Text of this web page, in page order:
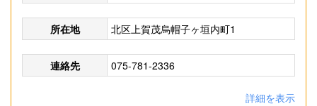
所在地 北区上賀茂烏帽子ヶ垣内町1
連絡先 075-781-2336
詳細を表示